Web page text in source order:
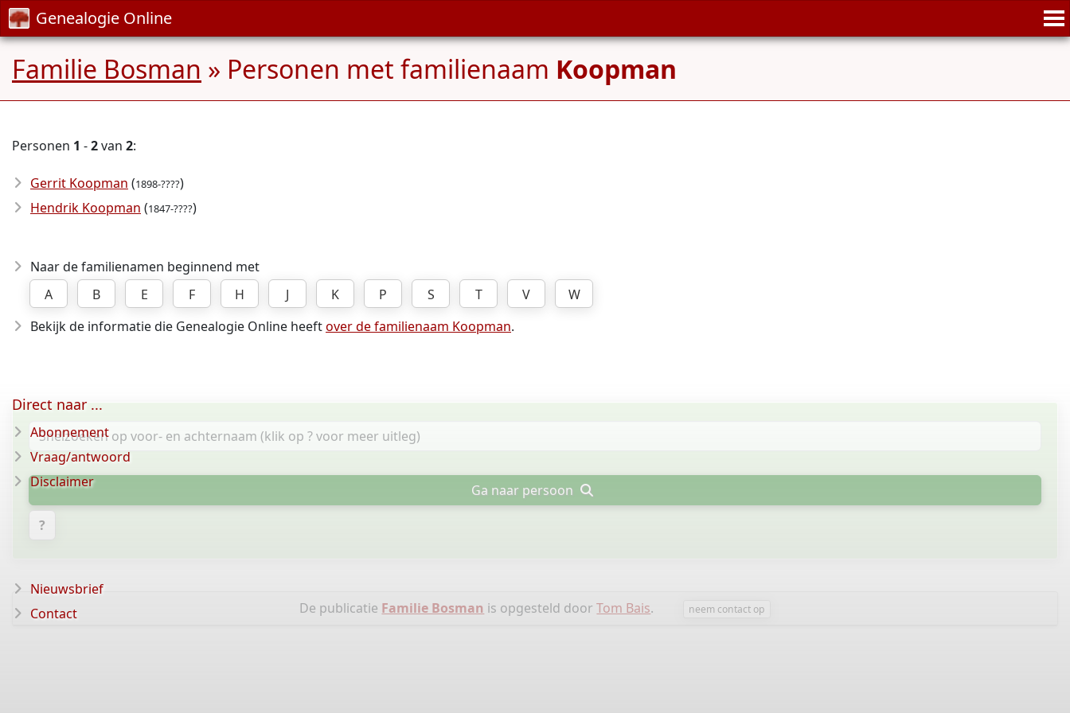
Genealogie Online
Familie Bosman » Personen met familienaam Koopman
Personen 1 -2van 2:
Gerrit Koopman (1898-????)
Hendrik Koopman (1847-????)
Naar de familienamen beginnend met
A
B E F H J K P S T V
W
Bekijk de informatie die Genealogie Online heeftover de familienaam Koopman.
Ga naar persoon
?
De publicatie Familie Bosman is opgesteld doorTom Bais. neem contact op
Direct naar ...
Abonnement
Vraag/antwoord
Disclaimer
Nieuwsbrief
Contact